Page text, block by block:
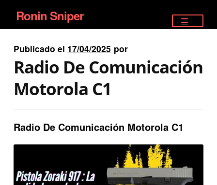
Ir
a
la
navegación
Ir
al
contenido
Ronin Sniper
EQUIPAMIENTO ÉLITE
SATELITALES
Publicado el 17/04/2025 por
Radio De Comunicación
Motorola C1
Radio De Comunicación Motorola C1